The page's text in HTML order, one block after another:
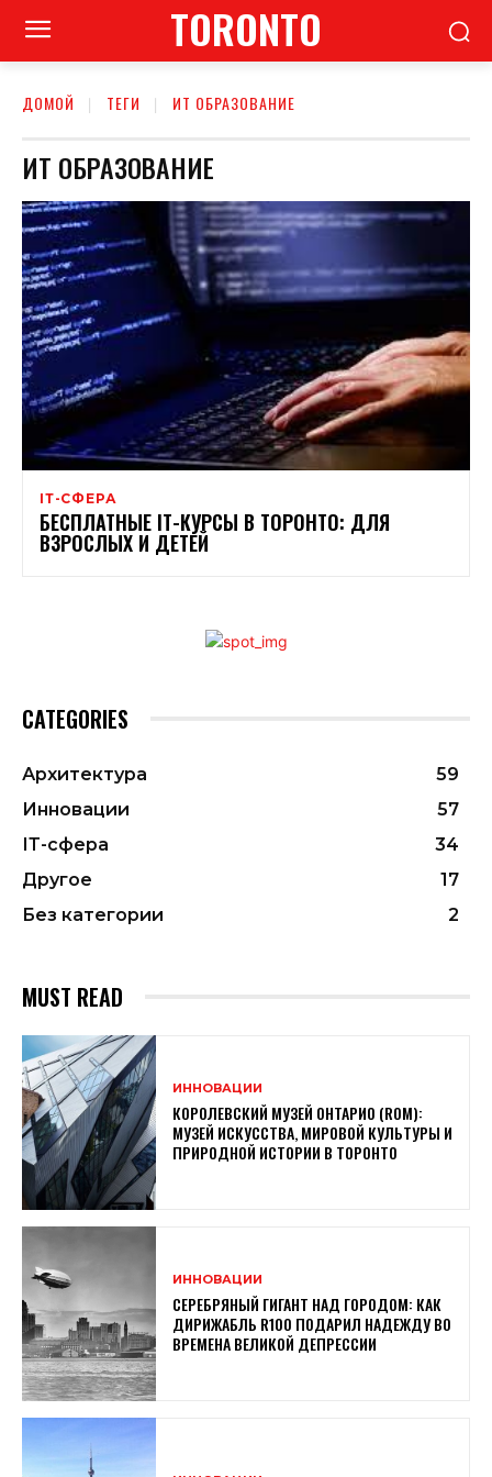
TORONTO
ДОМОЙ ТЕГИ ИТ ОБРАЗОВАНИЕ
ИТ ОБРАЗОВАНИЕ
ІТ-СФЕРА
БЕСПЛАТНЫЕ ІТ-КУРСЫ В ТОРОНТО: ДЛЯ
ВЗРОСЛЫХ И ДЕТЕЙ
CATEGORIES
Архитектура
59
Инновации
57
ІТ-сфера
34
Другое
17
Без категории
2
MUST READ
ИННОВАЦИИ
КОРОЛЕВСКИЙ МУЗЕЙ ОНТАРИО (ROM):
МУЗЕЙ ИСКУССТВА, МИРОВОЙ КУЛЬТУРЫ И
ПРИРОДНОЙ ИСТОРИИ В ТОРОНТО
ИННОВАЦИИ
СЕРЕБРЯНЫЙ ГИГАНТ НАД ГОРОДОМ: КАК
ДИРИЖАБЛЬ R100 ПОДАРИЛ НАДЕЖДУ ВО
ВРЕМЕНА ВЕЛИКОЙ ДЕПРЕССИИ